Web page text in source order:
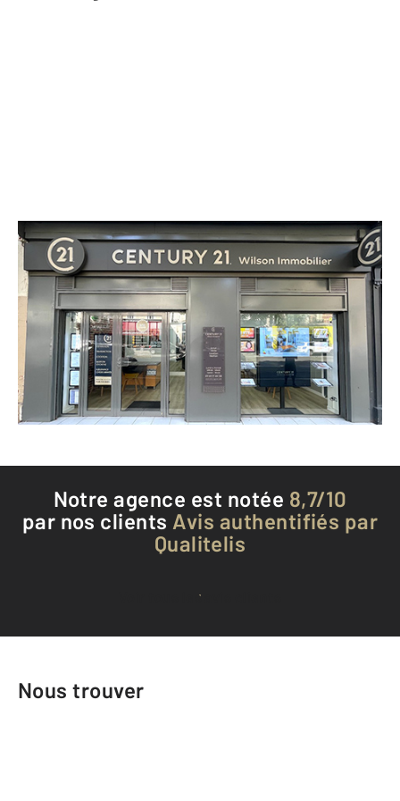
CENTURY 21 Wilson Immobilier
90 avenue Gabriel Péri
ST OUEN - 93400
Envoyer un message
Téléphoner à l'agence
Notre agence est notée 8,7/10
par nos clients Avis authentifiés par
Qualitelis
Voir tous les avis clients
Nous trouver